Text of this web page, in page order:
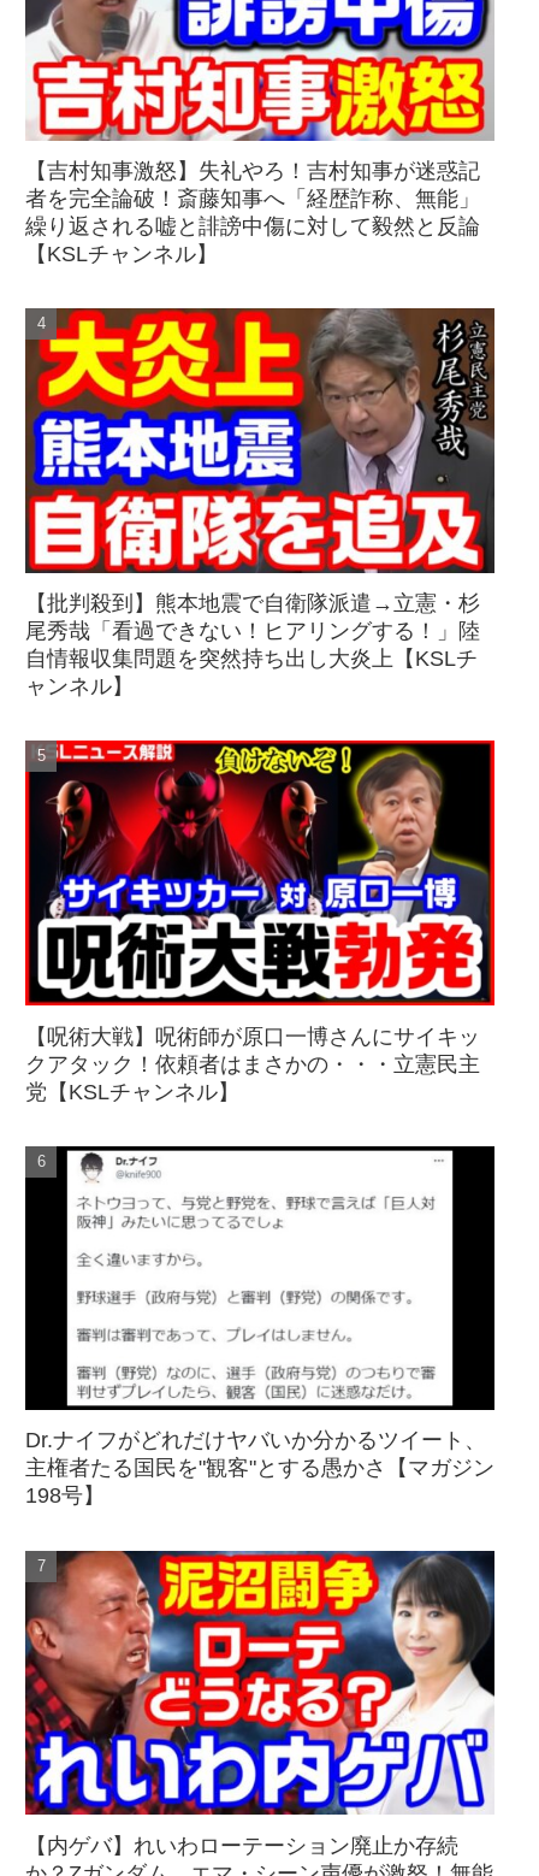
【吉村知事激怒】失礼やろ！吉村知事が迷惑記
者を完全論破！斎藤知事へ「経歴詐称、無能」
繰り返される嘘と誹謗中傷に対して毅然と反論
【KSLチャンネル】
【批判殺到】熊本地震で自衛隊派遣→立憲・杉
尾秀哉「看過できない！ヒアリングする！」陸
自情報収集問題を突然持ち出し大炎上【KSLチ
ャンネル】
【呪術大戦】呪術師が原口一博さんにサイキッ
クアタック！依頼者はまさかの・・・立憲民主
党【KSLチャンネル】
Dr.ナイフがどれだけヤバいか分かるツイート、
主権者たる国民を"観客"とする愚かさ【マガジン
198号】
【内ゲバ】れいわローテーション廃止か存続